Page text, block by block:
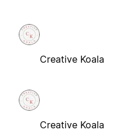
Creative Koala
Creative Koala